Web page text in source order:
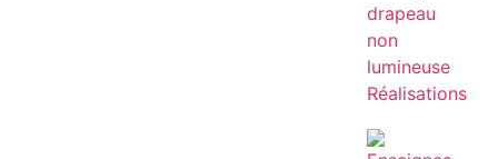
drapeau
non
lumineuse
Réalisations